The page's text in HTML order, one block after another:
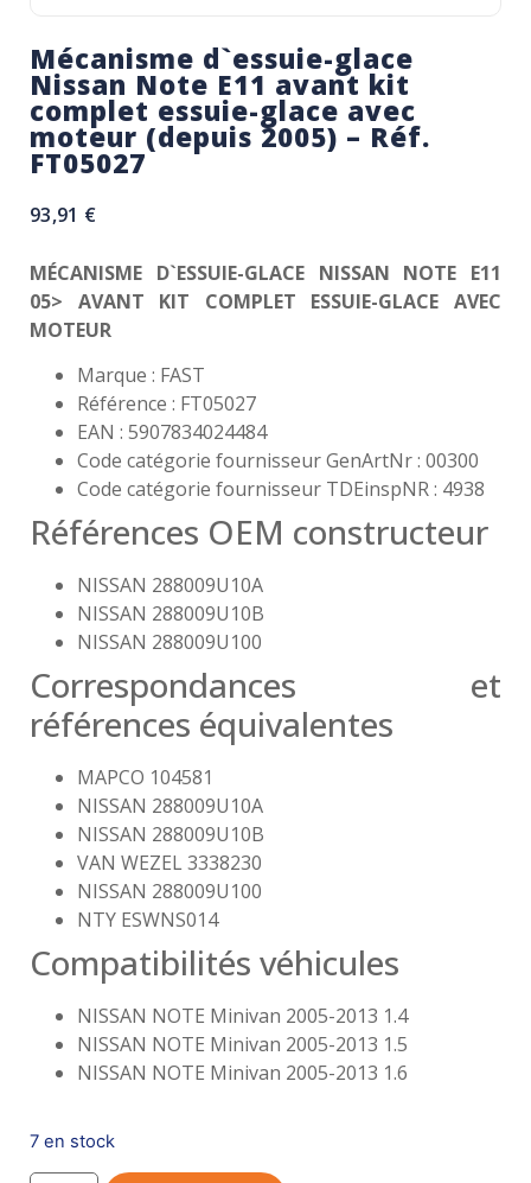
Mécanisme d`essuie-glace
Nissan Note E11 avant kit
complet essuie-glace avec
moteur (depuis 2005) – Réf.
FT05027
93,91 €
MÉCANISME D`ESSUIE-GLACE NISSAN NOTE E11
05> AVANT KIT COMPLET ESSUIE-GLACE AVEC
MOTEUR
Marque : FAST
Référence : FT05027
EAN : 5907834024484
Code catégorie fournisseur GenArtNr : 00300
Code catégorie fournisseur TDEinspNR : 4938
Références OEM constructeur
NISSAN 288009U10A
NISSAN 288009U10B
NISSAN 288009U100
Correspondances et
références équivalentes
MAPCO 104581
NISSAN 288009U10A
NISSAN 288009U10B
VAN WEZEL 3338230
NISSAN 288009U100
NTY ESWNS014
Compatibilités véhicules
NISSAN NOTE Minivan 2005-2013 1.4
NISSAN NOTE Minivan 2005-2013 1.5
NISSAN NOTE Minivan 2005-2013 1.6
7 en stock